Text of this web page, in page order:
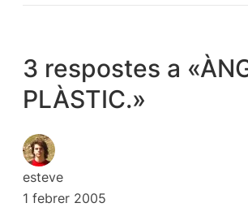
3 respostes a
PLÀSTIC.»
esteve
1 febrer 2005